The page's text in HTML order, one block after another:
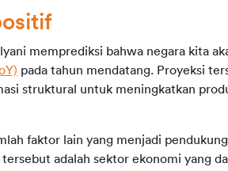
memprediksi bahwa negara kita
pada tahun mendatang. Proyeksi
struktural untuk meningkatkan
faktor lain yang menjadi pendukung
adalah sektor ekonomi yang